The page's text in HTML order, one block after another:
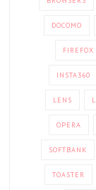
DOCOMO
FIREFOX
INSTA360
LENS
OPERA
SOFTBANK
TOASTER